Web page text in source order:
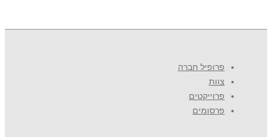
פרופיל חברה
צוות
פרוייקטים
פרסומים